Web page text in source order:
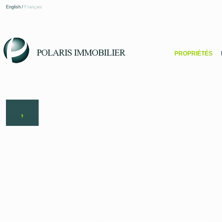
English / Français
PROPRIÉTÉS
,